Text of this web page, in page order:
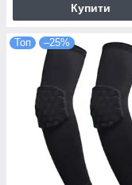
Купити
Топ –25%